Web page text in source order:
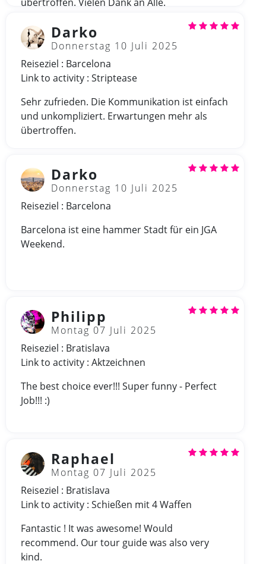
Darko
Donnerstag 10 Juli 2025
Reiseziel : Barcelona
Link to activity : Striptease
Sehr zufrieden. Die Kommunikation ist einfach
und unkompliziert. Erwartungen mehr als
übertroffen.
Darko
Donnerstag 10 Juli 2025
Reiseziel : Barcelona
Barcelona ist eine hammer Stadt für ein JGA
Weekend.
Philipp
Montag 07 Juli 2025
Reiseziel : Bratislava
Link to activity : Aktzeichnen
The best choice ever!!! Super funny - Perfect
Job!!! :)
Raphael
Montag 07 Juli 2025
Reiseziel : Bratislava
Link to activity : Schießen mit 4 Waffen
Fantastic ! It was awesome! Would
recommend. Our tour guide was also very
kind.